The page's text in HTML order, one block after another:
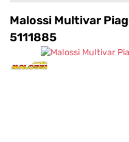
Malossi Multivar
5111885